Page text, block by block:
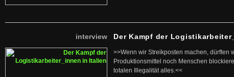
interview Der Kampf der
>>Wenn wir Streikposten machen, dürften
Produktionsmittel noch Menschen
totalen Illegalität alles.<<